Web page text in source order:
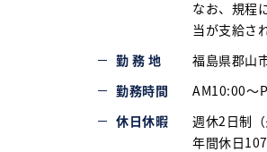
なお、規程
当が支給さ
勤 務 地
福島県郡山
勤務時間
AM10:00～
休日休暇
週休2日制（
年間休日